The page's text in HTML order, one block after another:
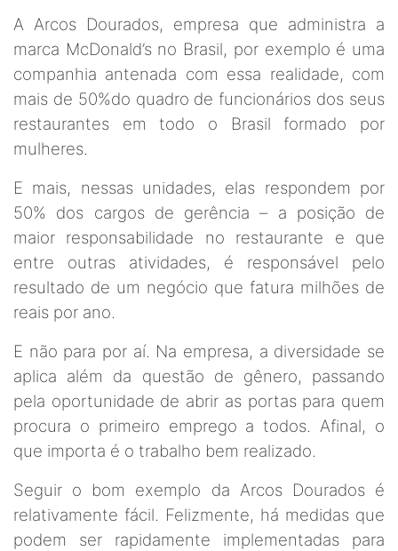
A Arcos Dourados, empresa que administra a
marca McDonald’s no Brasil, por exemplo é uma
companhia antenada com essa realidade, com
mais de 50%do quadro de funcionários dos seus
restaurantes em todo o Brasil formado por
mulheres.
E mais, nessas unidades, elas respondem por
50% dos cargos de gerência – a posição de
maior responsabilidade no restaurante e que
entre outras atividades, é responsável pelo
resultado de um negócio que fatura milhões de
reais por ano.
E não para por aí. Na empresa, a diversidade se
aplica além da questão de gênero, passando
pela oportunidade de abrir as portas para quem
procura o primeiro emprego a todos. Afinal, o
que importa é o trabalho bem realizado.
Seguir o bom exemplo da Arcos Dourados é
relativamente fácil. Felizmente, há medidas que
podem ser rapidamente implementadas para